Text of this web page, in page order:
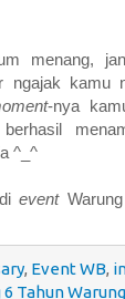
menang,
ngajak kamu
-nya
^_^
dieventWarung
, Event WB,
Tahun